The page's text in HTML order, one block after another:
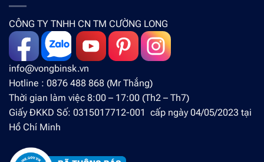
CÔNG TY TNHH CN TM CƯỜNG LONG
info@vongbinsk.vn
Hotline : 0876 488 868 (Mr Thắng)
Thời gian làm việc 8:00 – 17:00 (Th2 – Th7)
Giấy ĐKKD Số: 0315017712-001 cấp ngày 04/05/2023 tại
Hồ Chí Minh